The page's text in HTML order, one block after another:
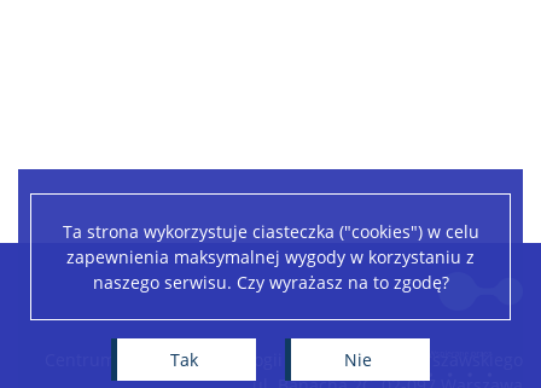
Ta strona wykorzystuje ciasteczka ("cookies") w celu
zapewnienia maksymalnej wygody w korzystaniu z
naszego serwisu. Czy wyrażasz na to zgodę?
Tak Nie
Leaflet|©OpenStreetMapcontributors
Centrum Nowych Technologii Uniwersytetu Warszawskiego